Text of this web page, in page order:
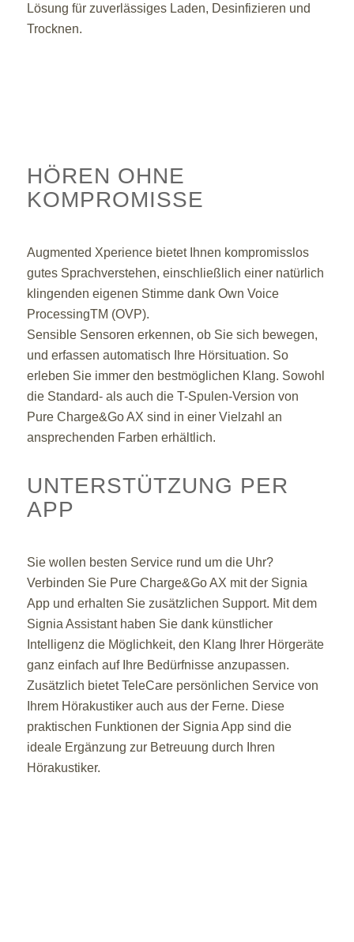
Lösung für zuverlässiges Laden, Desinfizieren und
Trocknen.
HÖREN OHNE
KOMPROMISSE
Augmented Xperience bietet Ihnen kompromisslos
gutes Sprachverstehen, einschließlich einer natürlich
klingenden eigenen Stimme dank Own Voice
ProcessingTM (OVP).
Sensible Sensoren erkennen, ob Sie sich bewegen,
und erfassen automatisch Ihre Hörsituation. So
erleben Sie immer den bestmöglichen Klang. Sowohl
die Standard- als auch die T-Spulen-Version von
Pure Charge&Go AX sind in einer Vielzahl an
ansprechenden Farben erhältlich.
UNTERSTÜTZUNG PER
APP
Sie wollen besten Service rund um die Uhr?
Verbinden Sie Pure Charge&Go AX mit der Signia
App und erhalten Sie zusätzlichen Support. Mit dem
Signia Assistant haben Sie dank künstlicher
Intelligenz die Möglichkeit, den Klang Ihrer Hörgeräte
ganz einfach auf Ihre Bedürfnisse anzupassen.
Zusätzlich bietet TeleCare persönlichen Service von
Ihrem Hörakustiker auch aus der Ferne. Diese
praktischen Funktionen der Signia App sind die
ideale Ergänzung zur Betreuung durch Ihren
Hörakustiker.